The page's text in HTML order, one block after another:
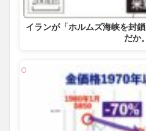
イランが「ホルムズ海峡を封
だか。